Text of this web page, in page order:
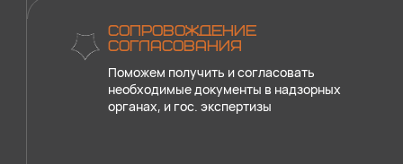
СОПРОВОЖДЕНИЕ
СОГЛАСОВАНИЯ
Поможем получить и согласовать
необходимые документы в надзорных
органах, и гос. экспертизы